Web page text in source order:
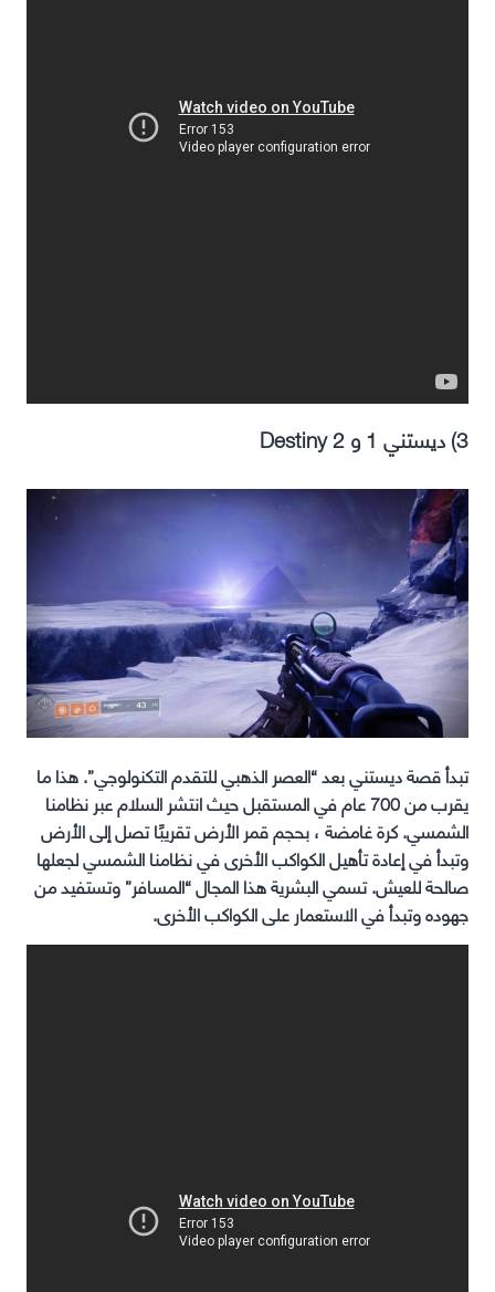
3) ديستني 1 و 2 Destiny
تبدأ قصة ديستني بعد “العصر الذهبي للتقدم التكنولوجي”. هذا ما
يقرب من 700 عام في المستقبل حيث انتشر السلام عبر نظامنا
الشمسي. كرة غامضة ، بحجم قمر الأرض تقريبًا تصل إلى الأرض
وتبدأ في إعادة تأهيل الكواكب الأخرى في نظامنا الشمسي لجعلها
صالحة للعيش. تسمي البشرية هذا المجال “المسافر” وتستفيد من
جهوده وتبدأ في الاستعمار على الكواكب الأخرى.